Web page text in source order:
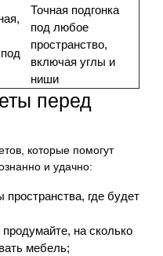
Точная подгонка
под любое
пространство,
включая углы и
ниши
перед
которые помогут
и удачно:
где будет
на сколько
мебель;